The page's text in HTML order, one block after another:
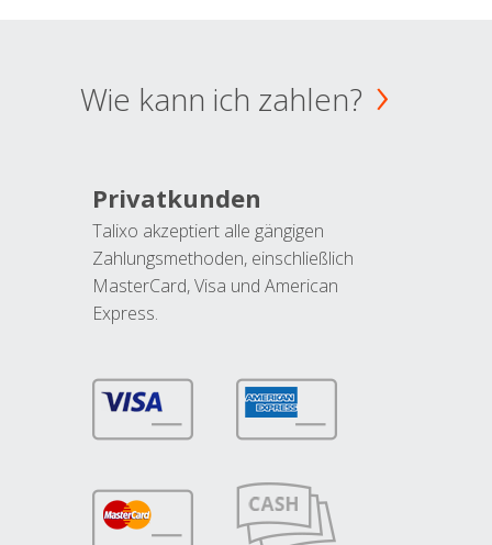
Wie kann ich zahlen?
Privatkunden
Talixo akzeptiert alle gängigen
Zahlungsmethoden, einschließlich
MasterCard, Visa und American
Express.